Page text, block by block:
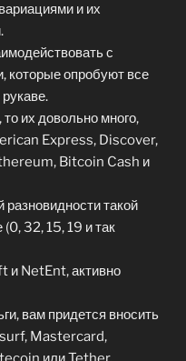
и их
с
которые опробуют все
их довольно много,
Express, Discover,
Bitcoin Cash и
разновидности такой
(0, 32, 15, 19 и так
и NetEnt, активно
вам придется вносить
Mastercard,